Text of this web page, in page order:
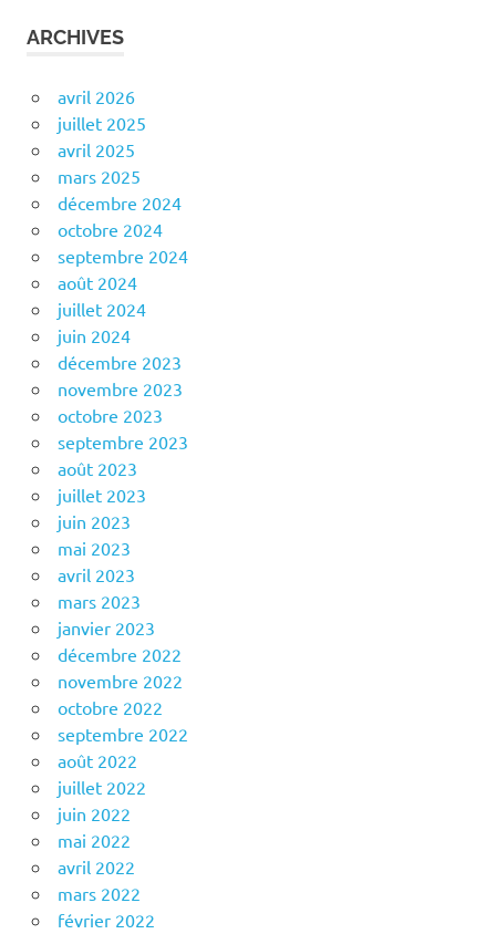
ARCHIVES
avril 2026
juillet 2025
avril 2025
mars 2025
décembre 2024
octobre 2024
septembre 2024
août 2024
juillet 2024
juin 2024
décembre 2023
novembre 2023
octobre 2023
septembre 2023
août 2023
juillet 2023
juin 2023
mai 2023
avril 2023
mars 2023
janvier 2023
décembre 2022
novembre 2022
octobre 2022
septembre 2022
août 2022
juillet 2022
juin 2022
mai 2022
avril 2022
mars 2022
février 2022